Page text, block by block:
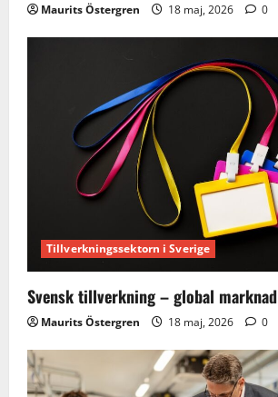
Maurits Östergren 18 maj, 2026 0
Tillverkningssektorn i Sverige
Svensk tillverkning – global marknad
Maurits Östergren 18 maj, 2026 0